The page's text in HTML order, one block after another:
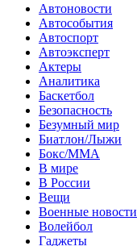
Автоновости
Автособытия
Автоспорт
Автоэксперт
Актеры
Аналитика
Баскетбол
Безопасность
Безумный мир
Биатлон/Лыжи
Бокс/MMA
В мире
В России
Вещи
Военные новости
Волейбол
Гаджеты